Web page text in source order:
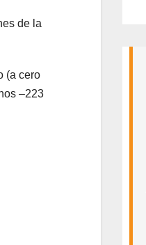
de la
(a cero
–223